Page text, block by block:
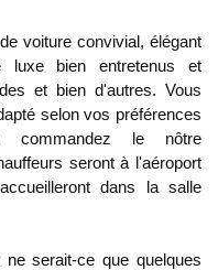
voiture convivial, élégant
bien entretenus et
et bien d'autres. Vous
selon vos préférences
le nôtre
seront à l'aéroport
dans la salle
serait-ce que quelques